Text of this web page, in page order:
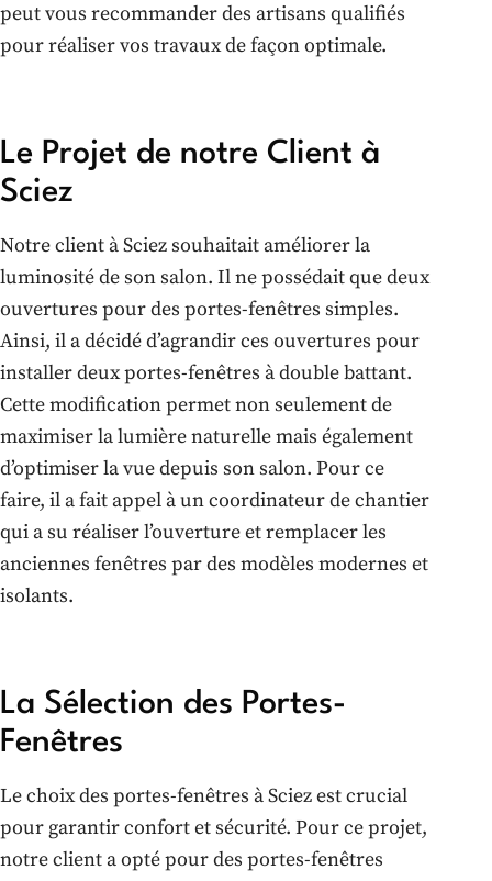
peut vous recommander des artisans qualifiés
pour réaliser vos travaux de façon optimale.
Le Projet de notre Client à
Sciez
Notre client à Sciez souhaitait améliorer la
luminosité de son salon. Il ne possédait que deux
ouvertures pour des portes-fenêtres simples.
Ainsi, il a décidé d’agrandir ces ouvertures pour
installer deux portes-fenêtres à double battant.
Cette modification permet non seulement de
maximiser la lumière naturelle mais également
d’optimiser la vue depuis son salon. Pour ce
faire, il a fait appel à un coordinateur de chantier
qui a su réaliser l’ouverture et remplacer les
anciennes fenêtres par des modèles modernes et
isolants.
La Sélection des Portes-
Fenêtres
Le choix des portes-fenêtres à Sciez est crucial
pour garantir confort et sécurité. Pour ce projet,
notre client a opté pour des portes-fenêtres